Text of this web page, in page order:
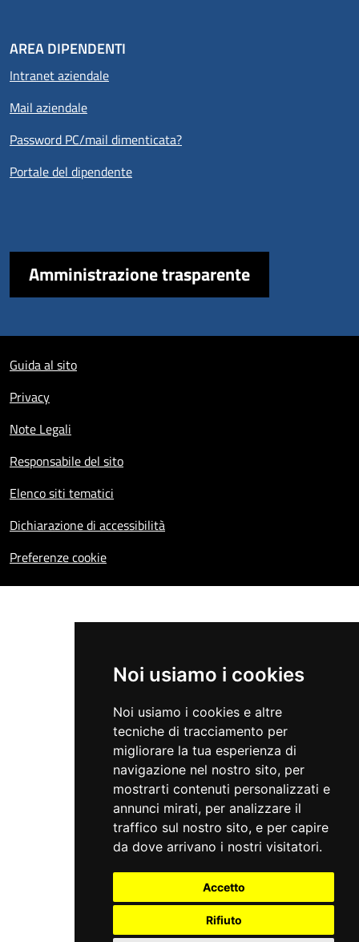
Noi usiamo i cookies
Noi usiamo i cookies e altre
tecniche di tracciamento per
migliorare la tua esperienza di
navigazione nel nostro sito, per
mostrarti contenuti personalizzati e
annunci mirati, per analizzare il
traffico sul nostro sito, e per capire
da dove arrivano i nostri visitatori.
Accetto
Rifiuto
AREA DIPENDENTI
Intranet aziendale
Mail aziendale
Password PC/mail dimenticata?
Portale del dipendente
Amministrazione trasparente
Guida al sito
Privacy
Note Legali
Responsabile del sito
Elenco siti tematici
Dichiarazione di accessibilità
Preferenze cookie